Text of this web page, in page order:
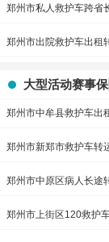
郑州市私人救护车跨省
郑州市出院救护车出租
大型活动赛事
郑州市中牟县救护车出
郑州市新郑市救护车转
郑州市中原区病人长途
郑州市上街区120救护